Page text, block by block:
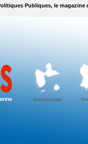
Publiques, le magazine
Guadeloupe